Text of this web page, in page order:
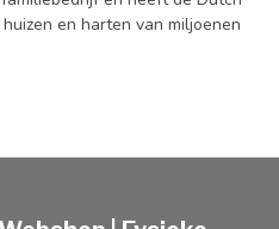
en harten van miljoenen